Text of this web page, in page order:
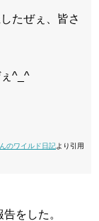
たぜぇ、皆さ
^_^
のワイルド日記より引用
をした。